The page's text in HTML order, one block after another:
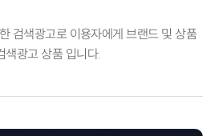
검색광고로 이용자에게 브랜드 및 상품
색광고 상품 입니다.